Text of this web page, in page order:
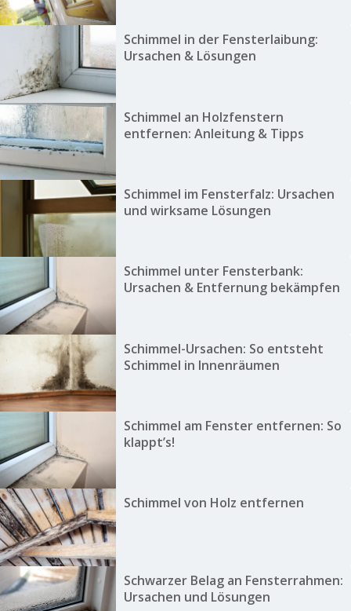
Schimmel in der Fensterlaibung:
Ursachen & Lösungen
Schimmel an Holzfenstern
entfernen: Anleitung & Tipps
Schimmel im Fensterfalz: Ursachen
und wirksame Lösungen
Schimmel unter Fensterbank:
Ursachen & Entfernung bekämpfen
Schimmel-Ursachen: So entsteht
Schimmel in Innenräumen
Schimmel am Fenster entfernen: So
klappt’s!
Schimmel von Holz entfernen
Schwarzer Belag an Fensterrahmen:
Ursachen und Lösungen